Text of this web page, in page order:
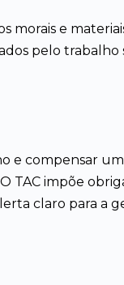
morais e
pelo trabalho
e compensar
TAC impõe
claro para a